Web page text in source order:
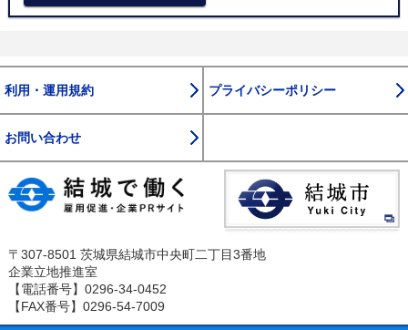
利用・運用規約 プライバシーポリシー
お問い合わせ
〒307-8501 茨城県結城市中央町二丁目3番地
企業立地推進室
【電話番号】0296-34-0452
【FAX番号】0296-54-7009